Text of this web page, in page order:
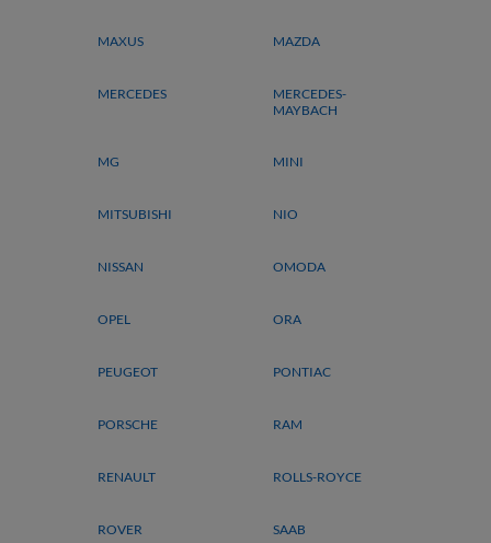
MAXUS MAZDA
MERCEDES
MERCEDES-
MAYBACH
MG MINI
MITSUBISHI NIO
NISSAN OMODA
OPEL ORA
PEUGEOT PONTIAC
PORSCHE RAM
RENAULT ROLLS-ROYCE
ROVER SAAB